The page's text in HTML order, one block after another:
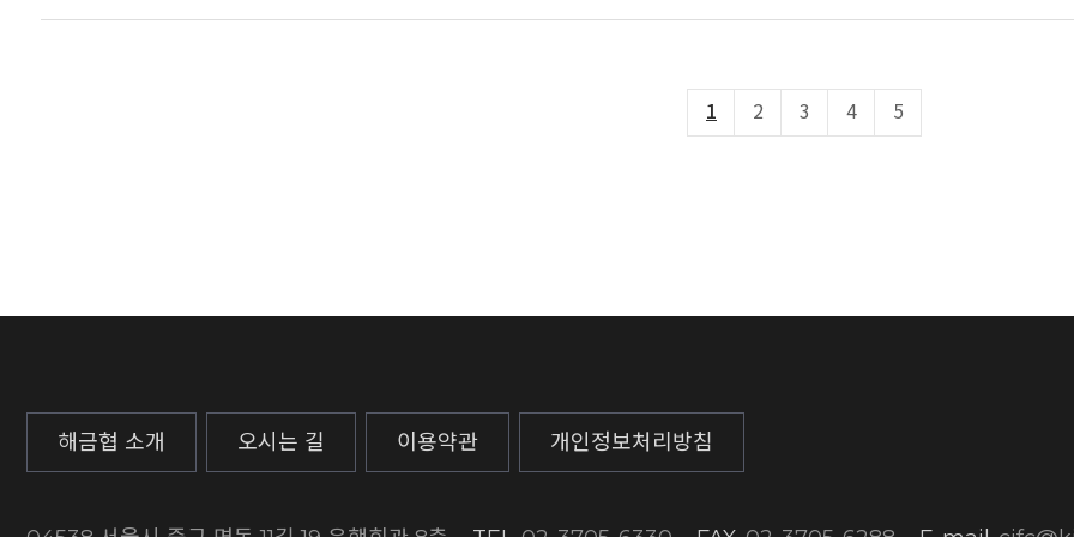
1 2 3 4 5
해금협 소개 오시는 길 이용약관 개인정보처리방침